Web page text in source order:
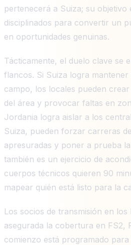
pertenecerá a Suiza; su objetivo
disciplinados para convertir un
en oportunidades genuinas.
Tácticamente, el duelo clave se
flancos. Si Suiza logra
campo, los locales pueden
del área y provocar faltas en
Jordania logra aislar a los
Suiza, pueden forzar carreras
apresuradas y poner a prueba
también es un ejercicio de
cuerpos técnicos quieren 90
mapear quién está listo para la
Los socios de transmisión en los
asegurada la cobertura en FS2,
comienzo está programado para